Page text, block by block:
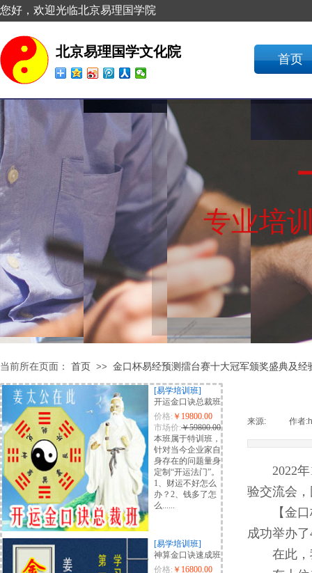
北京易理国学文化院
您好，欢迎光临北京易理国学院
首页
专业培
当前所在页面： 首页 >> 金口杯易经预测擂台赛十大冠军颁奖盛典及经
[易学培训班]
开运金口诀总裁班
价格: ￥19800.00
市场价:￥59800.00
本班属于特训班，
针对当今企业家自
身存在的问题量身
定制“开运法门”。
1、财运不好怎么
办？2、钱多了怎
么......
[易学培训班]
神算金口诀速成班
价格: ￥16800.00
来源: 作者:
2022年
验交流会
【金口杯
成功举办
在此，我